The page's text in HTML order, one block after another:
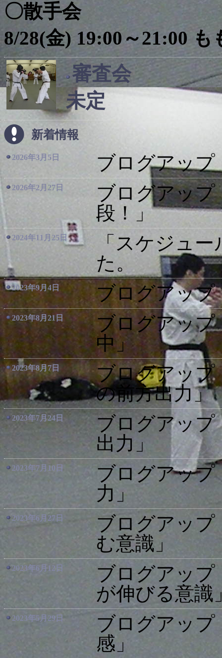
〇散手会
8/28(金) 19:00～21:00
審査会
未定
新着情報
2026年3月5日 ブログアップ
2026年2月27日
ブログアップ
段！」
2024年11月25日
「スケジュ
た。
2023年9月4日 ブログアップ
2023年8月21日
ブログアッ
中」
2023年8月7日
ブログアッ
の前方出力」
2023年7月24日
ブログアッ
出力」
2023年7月10日
ブログアッ
力」
2023年6月27日
ブログアッ
む意識」
2023年6月12日
ブログアッ
が伸びる意識
2023年5月29日
ブログアッ
感」